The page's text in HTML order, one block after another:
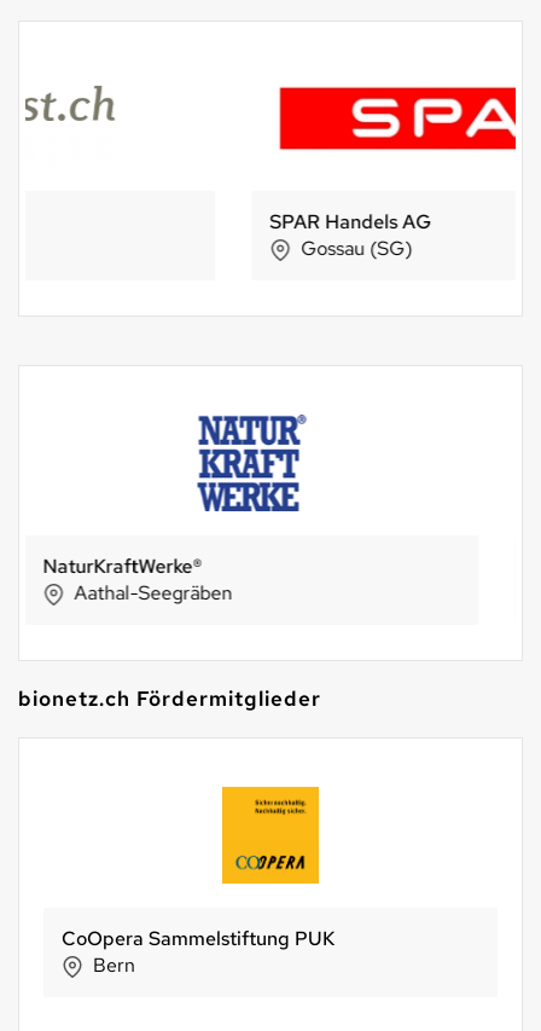
Desinfecta AG
Stettlen
bionetz.ch Fördermitglieder
BIO SUISSE
Basel